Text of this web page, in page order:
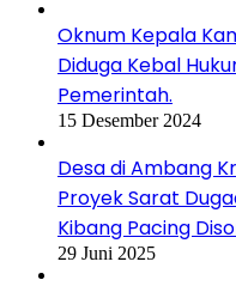
Oknum Kepala
Diduga Kebal
Pemerintah.
15 Desember 2024
Desa di Ambang
Proyek Sarat
Kibang Pacing
29 Juni 2025